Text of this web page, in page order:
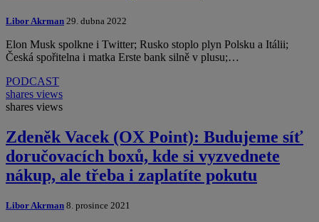
Libor Akrman 29. dubna 2022
Elon Musk spolkne i Twitter; Rusko stoplo plyn Polsku a Itálii;
Česká spořitelna i matka Erste bank silně v plusu;…
PODCAST
shares views
shares views
Zdeněk Vacek (OX Point): Budujeme síť
doručovacích boxů, kde si vyzvednete
nákup, ale třeba i zaplatíte pokutu
Libor Akrman 8. prosince 2021